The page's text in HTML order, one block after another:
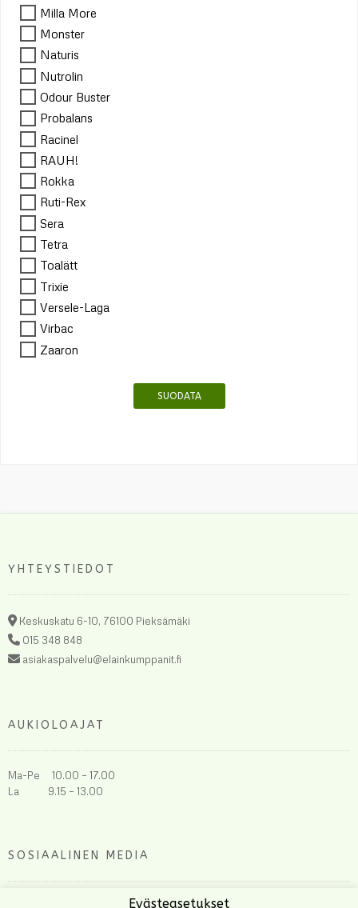
Milla More
Monster
Naturis
Nutrolin
Odour Buster
Probalans
Racinel
RAUH!
Rokka
Ruti-Rex
Sera
Tetra
Toalätt
Trixie
Versele-Laga
Virbac
Zaaron
SUODATA
YHTEYSTIEDOT
Keskuskatu 6-10, 76100 Pieksämäki
015 348 848
asiakaspalvelu@elainkumppanit.fi
AUKIOLOAJAT
Ma-Pe 10.00 – 17.00
La 9.15 – 13.00
SOSIAALINEN MEDIA
Evästeasetukset